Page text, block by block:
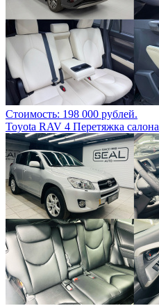
Стоимость: 198 000 рублей.
Toyota RAV 4 Перетяжка салона